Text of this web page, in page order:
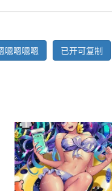
嗯嗯嗯嗯 已开可复制